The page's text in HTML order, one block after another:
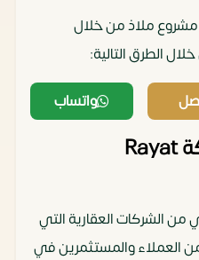
ملاذ من خلال
الطرق التالية:
واتساب
ليه تستثمر مع شركة Rayat
من الشركات العقارية التي
العملاء والمستثمرين في